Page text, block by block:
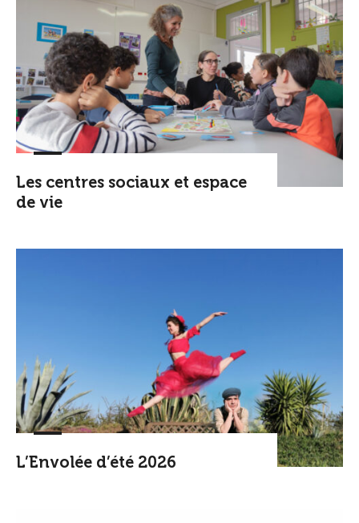
Les centres sociaux et espace
de vie
L’Envolée d’été 2026